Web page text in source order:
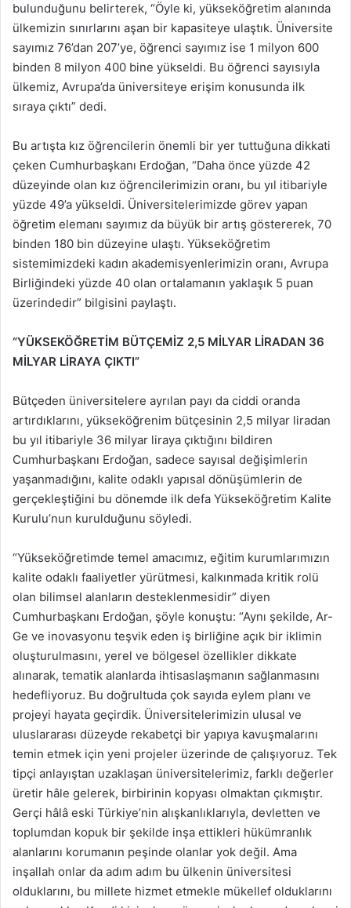
bulunduğunu belirterek, “Öyle ki, yükseköğretim alanında
ülkemizin sınırlarını aşan bir kapasiteye ulaştık. Üniversite
sayımız 76’dan 207’ye, öğrenci sayımız ise 1 milyon 600
binden 8 milyon 400 bine yükseldi. Bu öğrenci sayısıyla
ülkemiz, Avrupa’da üniversiteye erişim konusunda ilk
sıraya çıktı” dedi.
Bu artışta kız öğrencilerin önemli bir yer tuttuğuna dikkati
çeken Cumhurbaşkanı Erdoğan, “Daha önce yüzde 42
düzeyinde olan kız öğrencilerimizin oranı, bu yıl itibariyle
yüzde 49’a yükseldi. Üniversitelerimizde görev yapan
öğretim elemanı sayımız da büyük bir artış göstererek, 70
binden 180 bin düzeyine ulaştı. Yükseköğretim
sistemimizdeki kadın akademisyenlerimizin oranı, Avrupa
Birliğindeki yüzde 40 olan ortalamanın yaklaşık 5 puan
üzerindedir” bilgisini paylaştı.
“YÜKSEKÖĞRETİM BÜTÇEMİZ 2,5 MİLYAR LİRADAN 36
MİLYAR LİRAYA ÇIKTI”
Bütçeden üniversitelere ayrılan payı da ciddi oranda
artırdıklarını, yükseköğrenim bütçesinin 2,5 milyar liradan
bu yıl itibariyle 36 milyar liraya çıktığını bildiren
Cumhurbaşkanı Erdoğan, sadece sayısal değişimlerin
yaşanmadığını, kalite odaklı yapısal dönüşümlerin de
gerçekleştiğini bu dönemde ilk defa Yükseköğretim Kalite
Kurulu’nun kurulduğunu söyledi.
“Yükseköğretimde temel amacımız, eğitim kurumlarımızın
kalite odaklı faaliyetler yürütmesi, kalkınmada kritik rolü
olan bilimsel alanların desteklenmesidir” diyen
Cumhurbaşkanı Erdoğan, şöyle konuştu: “Aynı şekilde, Ar-
Ge ve inovasyonu teşvik eden iş birliğine açık bir iklimin
oluşturulmasını, yerel ve bölgesel özellikler dikkate
alınarak, tematik alanlarda ihtisaslaşmanın sağlanmasını
hedefliyoruz. Bu doğrultuda çok sayıda eylem planı ve
projeyi hayata geçirdik. Üniversitelerimizin ulusal ve
uluslararası düzeyde rekabetçi bir yapıya kavuşmalarını
temin etmek için yeni projeler üzerinde de çalışıyoruz. Tek
tipçi anlayıştan uzaklaşan üniversitelerimiz, farklı değerler
üretir hâle gelerek, birbirinin kopyası olmaktan çıkmıştır.
Gerçi hâlâ eski Türkiye’nin alışkanlıklarıyla, devletten ve
toplumdan kopuk bir şekilde inşa ettikleri hükümranlık
alanlarını korumanın peşinde olanlar yok değil. Ama
inşallah onlar da adım adım bu ülkenin üniversitesi
olduklarını, bu millete hizmet etmekle mükellef olduklarını